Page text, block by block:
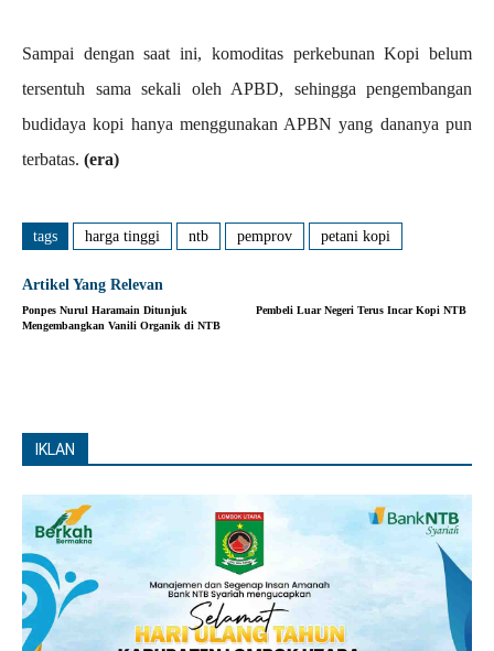
Sampai dengan saat ini, komoditas perkebunan Kopi belum
tersentuh sama sekali oleh APBD, sehingga pengembangan
budidaya kopi hanya menggunakan APBN yang dananya pun
terbatas. (era)
tags harga tinggi ntb pemprov petani kopi
Artikel Yang Relevan
Ponpes Nurul Haramain Ditunjuk
Mengembangkan Vanili Organik di NTB
Pembeli Luar Negeri Terus Incar Kopi NTB
IKLAN